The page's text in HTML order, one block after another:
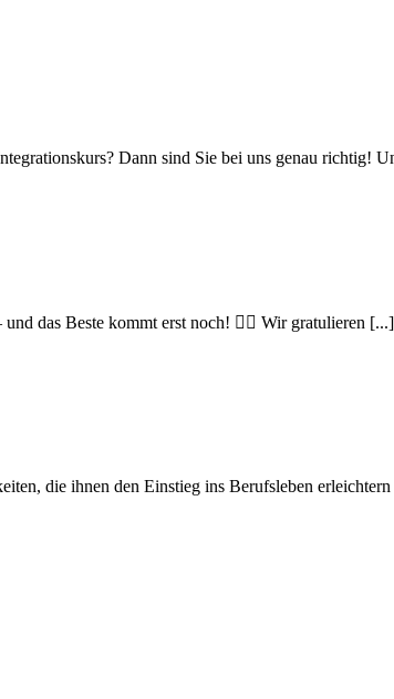
Dann sind Sie bei uns genau richtig!
das Beste kommt erst noch! 👯‍♀️ Wir gratulieren [...]
die ihnen den Einstieg ins Berufsleben